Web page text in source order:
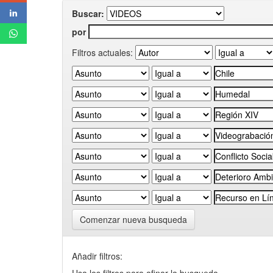
Buscar:
por
Filtros actuales:
Comenzar nueva busqueda
Añadir filtros: